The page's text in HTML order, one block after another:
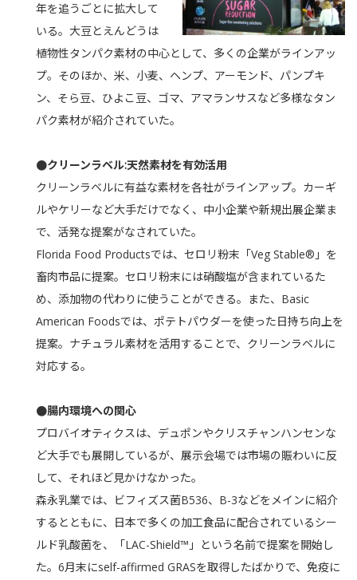
年を追うごとに拡大して
いる。大豆とえんどうは
植物性タンパク素材の中心として、多くの企業がラインアッ
プ。そのほか、米、小麦、ヘンプ、アーモンド、パンプキ
ン、そら豆、ひよこ豆、ゴマ、アマランサスなど多様なタン
パク素材が紹介されていた。
●クリーンラベル:天然素材を有効活用
クリーンラベルに有益な素材を各社がラインアップ。カーギ
ルやケリーなど大手だけでなく、中小企業や新規出展企業ま
で、活発な提案がなされていた。
Florida Food Productsでは、セロリ粉末「Veg Stable®」を
畜肉市品に提案。セロリ粉末には硝酸塩が含まれているた
め、添加物の代わりに使うことができる。また、Basic
American Foodsでは、ポテトパウダーを使った日持ち向上を
提案。ナチュラル素材を活用することで、クリーンラベルに
対応する。
●腸内環境への関心
プロバイオティクスは、デュポンやクリスチャンハンセンな
ど大手でも展開しているが、展示会場では市場の賑わいに反
して、それほど見かけなかった。
森永乳業では、ビフィズス菌B536、B-3などをメインに紹介
するとともに、日本で多くの加工食品に配合されているシー
ルド乳酸菌を、「LAC-Shield™」という名前で提案を開始し
た。6月末にself-affirmed GRASを取得したばかりで、免疫に